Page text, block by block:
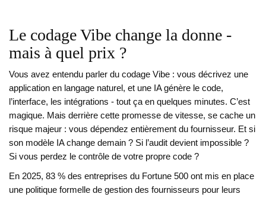
Le codage Vibe change la donne -
mais à quel prix ?
Vous avez entendu parler du codage Vibe : vous décrivez une
application en langage naturel, et une IA génère le code,
l’interface, les intégrations - tout ça en quelques minutes. C’est
magique. Mais derrière cette promesse de vitesse, se cache un
risque majeur : vous dépendez entièrement du fournisseur. Et si
son modèle IA change demain ? Si l’audit devient impossible ?
Si vous perdez le contrôle de votre propre code ?
En 2025, 83 % des entreprises du Fortune 500 ont mis en place
une politique formelle de gestion des fournisseurs pour leurs